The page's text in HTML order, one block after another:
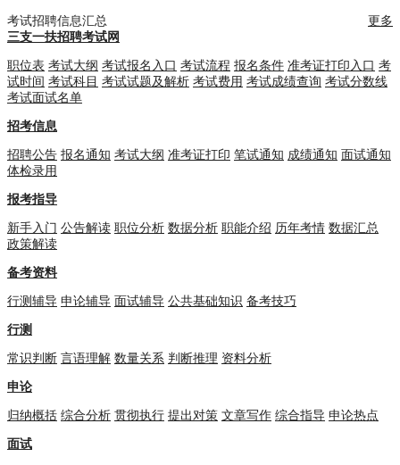
考试招聘信息汇总
更多
三支一扶招聘考试网
职位表 考试大纲 考试报名入口 考试流程 报名条件 准考证打印入口 考
试时间 考试科目 考试试题及解析 考试费用 考试成绩查询 考试分数线
考试面试名单
招考信息
招聘公告 报名通知 考试大纲 准考证打印 笔试通知 成绩通知 面试通知
体检录用
报考指导
新手入门 公告解读 职位分析 数据分析 职能介绍 历年考情 数据汇总
政策解读
备考资料
行测辅导 申论辅导 面试辅导 公共基础知识 备考技巧
行测
常识判断 言语理解 数量关系 判断推理 资料分析
申论
归纳概括 综合分析 贯彻执行 提出对策 文章写作 综合指导 申论热点
面试